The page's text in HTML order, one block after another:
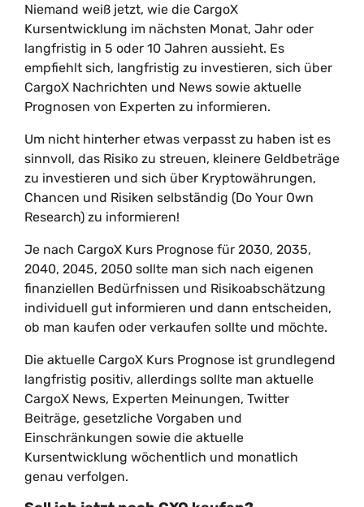
Niemand weiß jetzt, wie die CargoX
Kursentwicklung im nächsten Monat, Jahr oder
langfristig in 5 oder 10 Jahren aussieht. Es
empfiehlt sich, langfristig zu investieren, sich über
CargoX Nachrichten und News sowie aktuelle
Prognosen von Experten zu informieren.
Um nicht hinterher etwas verpasst zu haben ist es
sinnvoll, das Risiko zu streuen, kleinere Geldbeträge
zu investieren und sich über Kryptowährungen,
Chancen und Risiken selbständig (Do Your Own
Research) zu informieren!
Je nach CargoX Kurs Prognose für 2030, 2035,
2040, 2045, 2050 sollte man sich nach eigenen
finanziellen Bedürfnissen und Risikoabschätzung
individuell gut informieren und dann entscheiden,
ob man kaufen oder verkaufen sollte und möchte.
Die aktuelle CargoX Kurs Prognose ist grundlegend
langfristig positiv, allerdings sollte man aktuelle
CargoX News, Experten Meinungen, Twitter
Beiträge, gesetzliche Vorgaben und
Einschränkungen sowie die aktuelle
Kursentwicklung wöchentlich und monatlich
genau verfolgen.